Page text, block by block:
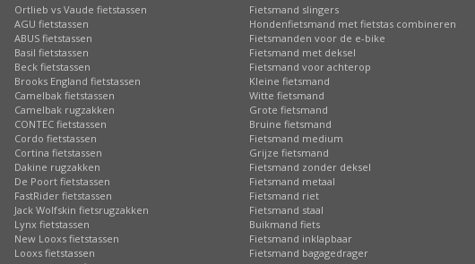
Ortlieb vs Vaude fietstassen
AGU fietstassen
ABUS fietstassen
Basil fietstassen
Beck fietstassen
Brooks England fietstassen
Camelbak fietstassen
Camelbak rugzakken
CONTEC fietstassen
Cordo fietstassen
Cortina fietstassen
Dakine rugzakken
De Poort fietstassen
FastRider fietstassen
Jack Wolfskin fietsrugzakken
Lynx fietstassen
New Looxs fietstassen
Looxs fietstassen
Fietsmand slingers
Hondenfietsmand met fietstas combineren
Fietsmanden voor de e-bike
Fietsmand met deksel
Fietsmand voor achterop
Kleine fietsmand
Witte fietsmand
Grote fietsmand
Bruine fietsmand
Fietsmand medium
Grijze fietsmand
Fietsmand zonder deksel
Fietsmand metaal
Fietsmand riet
Fietsmand staal
Buikmand fiets
Fietsmand inklapbaar
Fietsmand bagagedrager